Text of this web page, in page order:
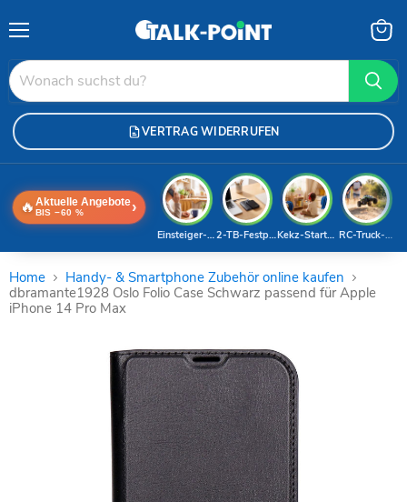
VERTRAG WIDERRUFEN
🔥 Aktuelle Angebote
BIS −60 % ›
RC-Truck-Deal
Kekz-Starterset
2-TB-Festplatte
Einsteiger-Handy
Home
Handy- & Smartphone Zubehör online kaufen
dbramante1928 Oslo Folio Case Schwarz passend für Apple
iPhone 14 Pro Max